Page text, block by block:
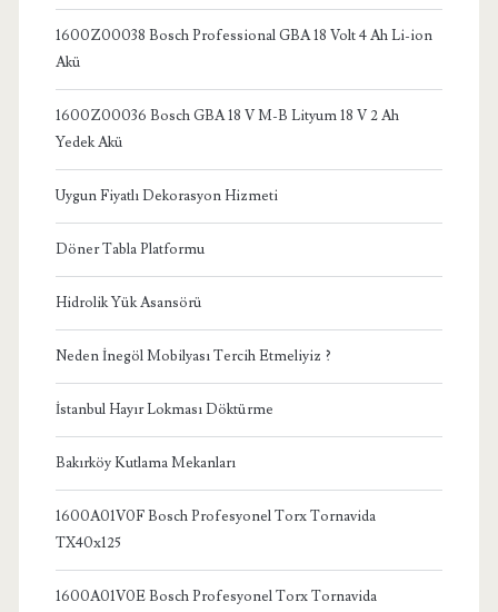
1600Z00038 Bosch Professional GBA 18 Volt 4 Ah Li-ion
Akü
1600Z00036 Bosch GBA 18 V M-B Lityum 18 V 2 Ah
Yedek Akü
Uygun Fiyatlı Dekorasyon Hizmeti
Döner Tabla Platformu
Hidrolik Yük Asansörü
Neden İnegöl Mobilyası Tercih Etmeliyiz ?
İstanbul Hayır Lokması Döktürme
Bakırköy Kutlama Mekanları
1600A01V0F Bosch Profesyonel Torx Tornavida
TX40x125
1600A01V0E Bosch Profesyonel Torx Tornavida